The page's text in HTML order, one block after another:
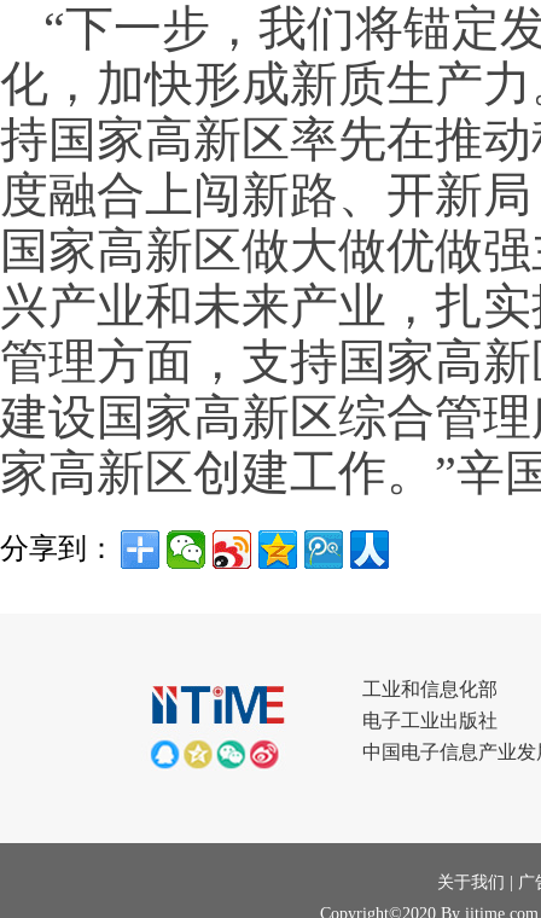
“下一步，我们将锚定
化，加快形成新质生产
持国家高新区率先在推
度融合上闯新路、开新
国家高新区做大做优做
兴产业和未来产业，扎
管理方面，支持国家高
建设国家高新区综合管
家高新区创建工作。”辛
分享到：